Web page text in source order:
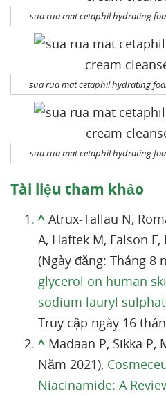
sua rua mat cetaphil hydrating
sua rua mat cetaphil hydrating
sua rua mat cetaphil hydrating
Tài liệu tham khảo
^ Atrux-Tallau N,
A, Haftek M, Falson
(Ngày đăng: Tháng 8
glycerol on human
sodium lauryl
Truy cập ngày 16
^ Madaan P, Sikka P,
Năm 2021),
Niacinamide: A